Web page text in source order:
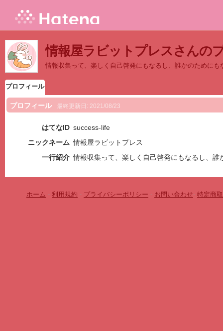
情報屋ラビットプレスさんの
情報収集って、楽しく自己啓発にもなるし、誰かのためにも
プロフィール
プロフィール 最終更新日: 2021/08/23
はてなID success-life
ニックネーム 情報屋ラビットプレス
一行紹介 情報収集って、楽しく自己啓発にもなるし、誰
ホーム - 利用規約 - プライバシーポリシー - お問い合わせ- 特定商